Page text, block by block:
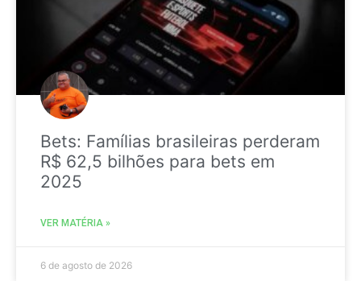
Bets: Famílias brasileiras perderam
R$ 62,5 bilhões para bets em
2025
VER MATÉRIA »
6 de agosto de 2026